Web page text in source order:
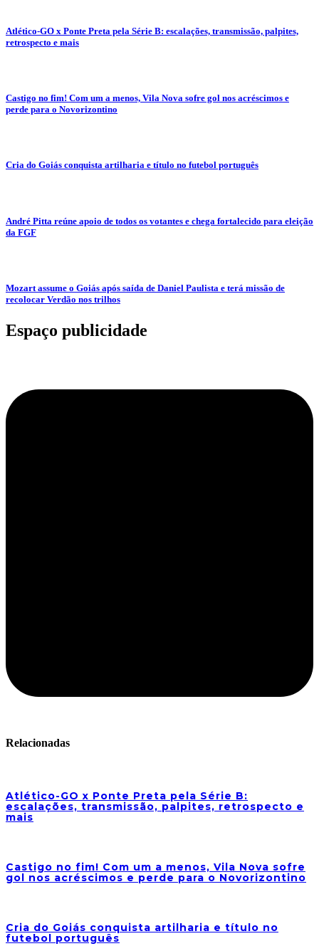
Atlético-GO x Ponte Preta pela Série B: escalações, transmissão, palpites,
retrospecto e mais
Castigo no fim! Com um a menos, Vila Nova sofre gol nos acréscimos e
perde para o Novorizontino
Cria do Goiás conquista artilharia e título no futebol português
André Pitta reúne apoio de todos os votantes e chega fortalecido para eleição
da FGF
Mozart assume o Goiás após saída de Daniel Paulista e terá missão de
recolocar Verdão nos trilhos
Espaço publicidade
Relacionadas
Atlético-GO x Ponte Preta pela Série B:
escalações, transmissão, palpites, retrospecto e
mais
Castigo no fim! Com um a menos, Vila Nova sofre
gol nos acréscimos e perde para o Novorizontino
Cria do Goiás conquista artilharia e título no
futebol português